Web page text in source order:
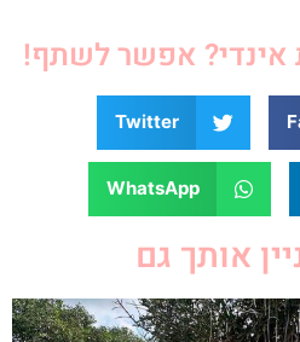
אינדי? אפשר לשתף!
Twitter
WhatsApp
אותך גם